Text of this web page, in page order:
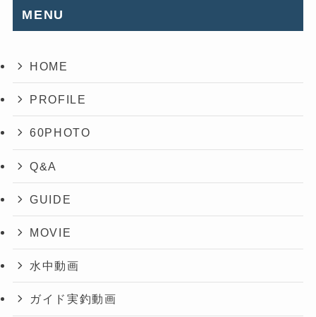
MENU
HOME
PROFILE
60PHOTO
Q&A
GUIDE
MOVIE
水中動画
ガイド実釣動画